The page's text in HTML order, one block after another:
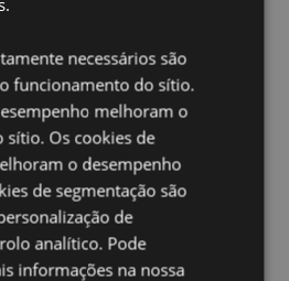
Alemanha, Gibraltar, Grécia,
Hungria, Islândia, Irlanda, Ilha
Itália (Continental), Jersey (Ilhas
Letônia, Liechtenstein, Lituânia,
do Norte, Madeira
Mayotte, Moldávia,
Baixos, Noruega, Polônia,
Reunião, Romênia, Rússia, São
Sérvia, Sicília (Itália),
Espanha (Continental), Suécia,
Reino Unido (Continental),
necessários são
funcionamento do sítio.
melhoram o
sítio. Os cookies de
o desempenho
de segmentação são
de
analítico. Pode
informações na nossa